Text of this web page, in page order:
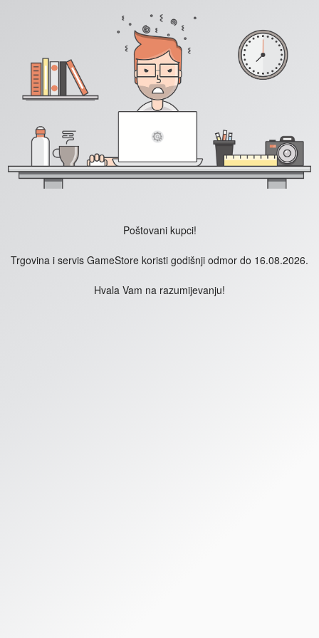
Poštovani kupci!
Trgovina i servis GameStore koristi godišnji odmor do 16.08.2026.
Hvala Vam na razumijevanju!